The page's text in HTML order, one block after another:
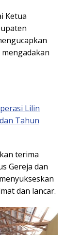
Ketua
Lilin
Tahun
terima
Gereja dan
dan lancar.